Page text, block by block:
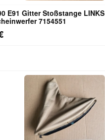
Gitter Stoßstange LINKS Abdeckung
7154551